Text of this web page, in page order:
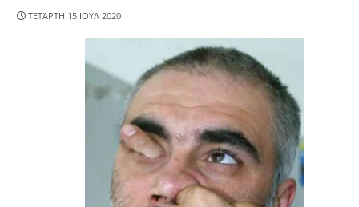
ΤΕΤΆΡΤΗ 15 ΙΟΥΛ 2020